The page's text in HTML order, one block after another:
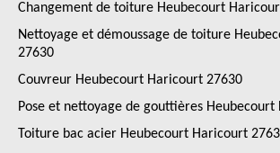
Changement de toiture Heubecourt
Nettoyage et démoussage de toiture
27630
Couvreur Heubecourt Haricourt 27630
Pose et nettoyage de gouttières
Toiture bac acier Heubecourt Haricourt